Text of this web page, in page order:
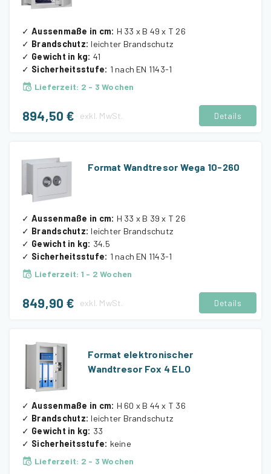
✓ Aussenmaße in cm: H 33 x B 49 x T 26
✓ Brandschutz: leichter Brandschutz
✓ Gewicht in kg: 41
✓ Sicherheitsstufe: 1 nach EN 1143-1
Lieferzeit: 2 - 3 Wochen
894,50 € exkl. MwSt. Details
Format Wandtresor Wega 10-260
✓ Aussenmaße in cm: H 33 x B 39 x T 26
✓ Brandschutz: leichter Brandschutz
✓ Gewicht in kg: 34.5
✓ Sicherheitsstufe: 1 nach EN 1143-1
Lieferzeit: 1 - 2 Wochen
849,90 € exkl. MwSt. Details
Format elektronischer
Wandtresor Fox 4 ELO
✓ Aussenmaße in cm: H 60 x B 44 x T 36
✓ Brandschutz: leichter Brandschutz
✓ Gewicht in kg: 33
✓ Sicherheitsstufe: keine
Lieferzeit: 2 - 3 Wochen